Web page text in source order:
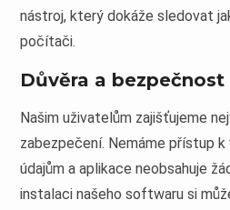
nástroj, který dokáže sledovat
počítači.
Důvěra a bezpečnost
Našim uživatelům zajišťujeme
zabezpečení. Nemáme přístup k
údajům a aplikace neobsahuje
instalaci našeho softwaru si